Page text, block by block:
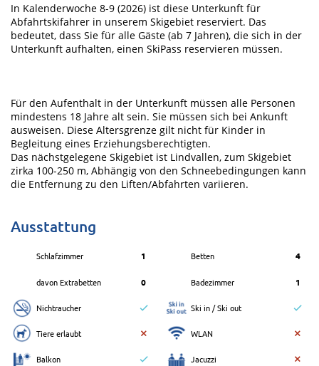
In Kalenderwoche 8-9 (2026) ist diese Unterkunft für
Abfahrtskifahrer in unserem Skigebiet reserviert. Das
bedeutet, dass Sie für alle Gäste (ab 7 Jahren), die sich in der
Unterkunft aufhalten, einen SkiPass reservieren müssen.
Für den Aufenthalt in der Unterkunft müssen alle Personen
mindestens 18 Jahre alt sein. Sie müssen sich bei Ankunft
ausweisen. Diese Altersgrenze gilt nicht für Kinder in
Begleitung eines Erziehungsberechtigten.
Das nächstgelegene Skigebiet ist Lindvallen, zum Skigebiet
zirka 100-250 m, Abhängig von den Schneebedingungen kann
die Entfernung zu den Liften/Abfahrten variieren.
Ausstattung
Schlafzimmer 1 Betten 4
davon Extrabetten 0 Badezimmer 1
Nichtraucher Ski in / Ski out
Tiere erlaubt WLAN
Balkon Jacuzzi